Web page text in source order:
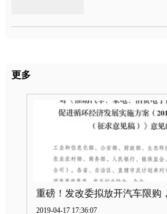
更多
2019-04-17 17:36:07